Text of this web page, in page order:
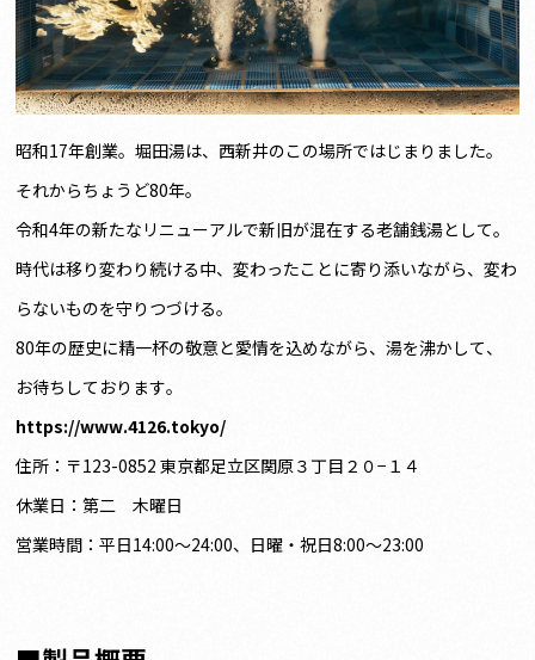
昭和17年創業。堀田湯は、西新井のこの場所ではじまりました。
それからちょうど80年。
令和4年の新たなリニューアルで新旧が混在する老舗銭湯として。
時代は移り変わり続ける中、変わったことに寄り添いながら、変わ
らないものを守りつづける。
80年の歴史に精一杯の敬意と愛情を込めながら、湯を沸かして、
お待ちしております。
https://www.4126.tokyo/
住所：〒123-0852 東京都足立区関原３丁目２０−１４
休業日：第二 木曜日
営業時間：平日14:00〜24:00、日曜・祝日8:00〜23:00